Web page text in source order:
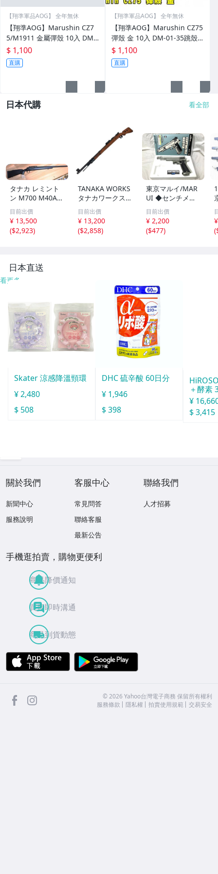
【翔準軍品AOG】 全年無休
【翔準AOG】Marushin CZ7
5/M1911 金屬彈殼 10入 DM-
01-37跳殼BB槍 拋殼式 原廠彈
殼 適用於 marushin CZ75 拋
$ 1,100
直購
【翔準軍品AOG】 全年無休
【翔準AOG】Marushin CZ75
彈殼 金 10入 DM-01-35跳殼B
B槍 拋殼式 原廠彈殼
$ 1,100
直購
日本代購 看全部
タナカ レミント
ン M700 M40A1
BK AIR ボルトア
クション エアー
コッキング TANA
KA WORKS
目前出價
¥ 13,500
($2,923)
TANAKA WORKS
タナカワークス
Mod.98 bnz 194
2 木製ストック
エアガン 中古 訳
有 K11541075
目前出價
¥ 13,200
($2,858)
東京マルイ/MAR
UI ◆センチメー
ターマスター◆ C
OLT MK IV ハイ
グレードタイプ
エアソフトガン B
目前出價
¥ 2,200
($477)
(
日本直送
看更多
Skater 涼感降溫頸環
¥ 2,480
$ 508
DHC 硫辛酸 60日分
¥ 1,946
$ 398
＋酵素
¥
$ 3,415
關於我們
新聞中心
服務說明
客服中心
常見問答
聯絡客服
最新公告
聯絡我們
人才招募
手機逛拍賣，購物更便利
商品降價通知
買賣即時溝通
商品到貨動態
APP Store
facebook ©2026 Yahoo台灣電子商務 保留所有權利
服務條款
隱私權 拍賣使用規範 交易安全